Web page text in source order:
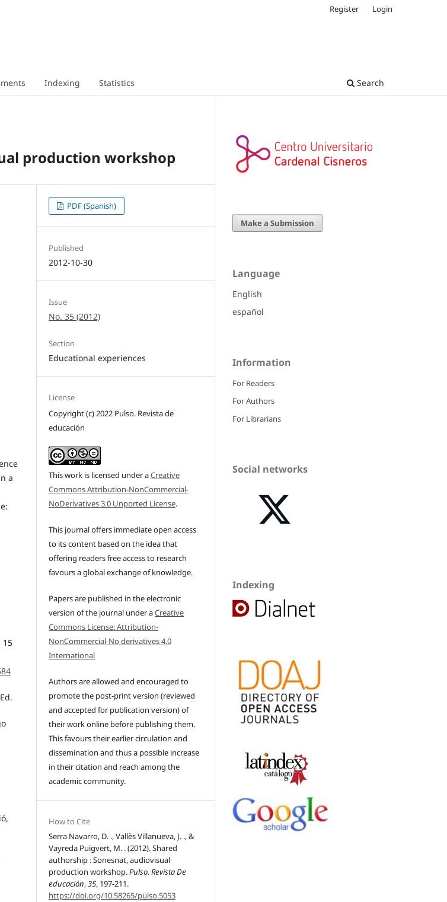
Indexing Statistics Search
Register Login
production workshop
a
15
PDF (Spanish)
Published
2012-10-30
Issue
No. 35 (2012)
Section
Educational experiences
License
Copyright (c) 2022 Pulso. Revista de
educación
This work is licensed under aCreative
Commons Attribution-NonCommercial-
NoDerivatives 3.0 Unported License.
This journal offers immediate open access
to its content based on the idea that
offering readers free access to research
favours a global exchange of knowledge.
Papers are published in the electronic
version of the journal under aCreative
Commons License: Attribution-
NonCommercial-No derivatives 4.0
International
Authors are allowed and encouraged to
promote the post-print version (reviewed
and accepted for publication version) of
their work online before publishing them.
This favours their earlier circulation and
dissemination and thus a possible increase
in their citation and reach among the
academic community.
How to Cite
Serra Navarro, D. ., Vallès Villanueva, J. ., &
Vayreda Puigvert, M. . (2012). Shared
authorship : Sonesnat, audiovisual
production workshop.Pulso. Revista De
educación,35, 197-211.
https://doi.org/10.58265/pulso.5053
Make a Submission
Language
English
español
Information
For Readers
For Authors
For Librarians
Social networks
Indexing